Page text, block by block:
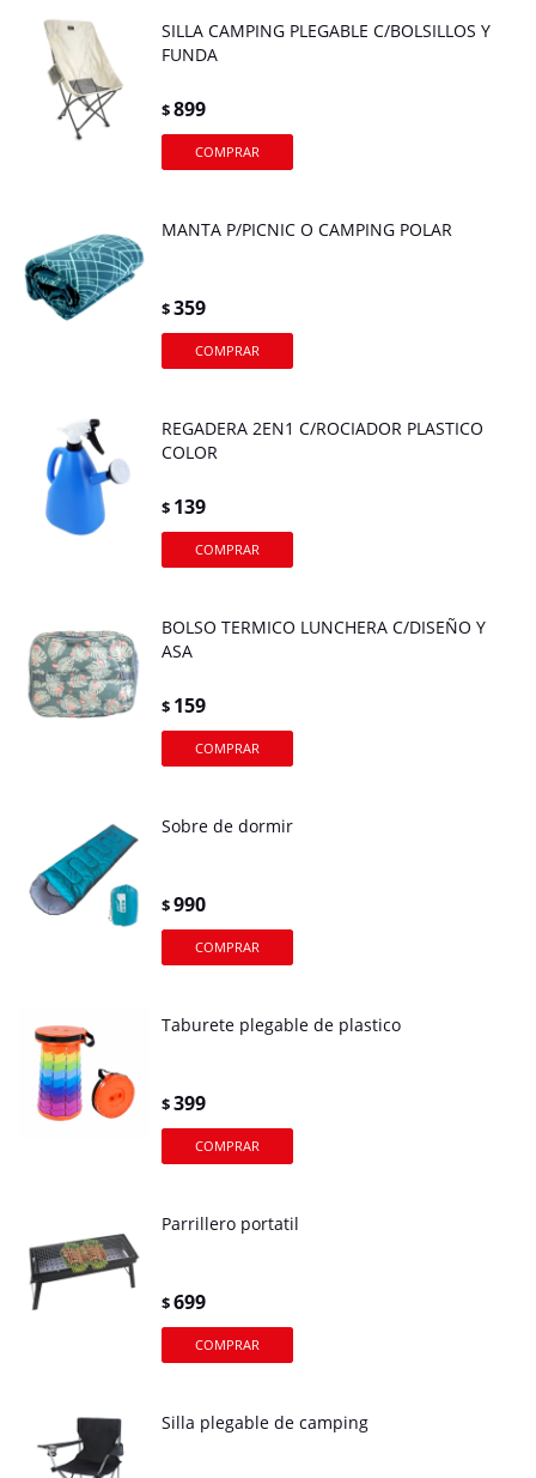
SILLA CAMPING PLEGABLE C/BOLSILLOS Y
FUNDA
$899
MANTA P/PICNIC O CAMPING POLAR
$359
REGADERA 2EN1 C/ROCIADOR PLASTICO
COLOR
$ 139
BOLSO TERMICO LUNCHERA C/DISEÑO Y
ASA
$ 159
Sobre de dormir
$990
Taburete plegable de plastico
$399
Parrillero portatil
$699
Silla plegable de camping